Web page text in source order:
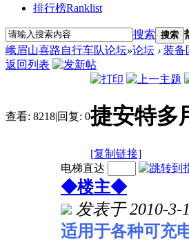
排行榜Ranklist
搜索 搜索
峨眉山喜路自行车队论坛»论坛 › 装备
返回列表
查看: 8218|回复: 0捷安特多
[复制链接]
电梯直达
◆楼主◆
发表于 2010-3-
适用于各种可充